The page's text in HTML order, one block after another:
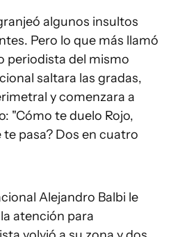
algunos insultos
Pero lo que más llamó
periodista del mismo
saltara las gradas,
y comenzara a
"Cómo te duelo Rojo,
pasa? Dos en cuatro
Alejandro Balbi le
atención para